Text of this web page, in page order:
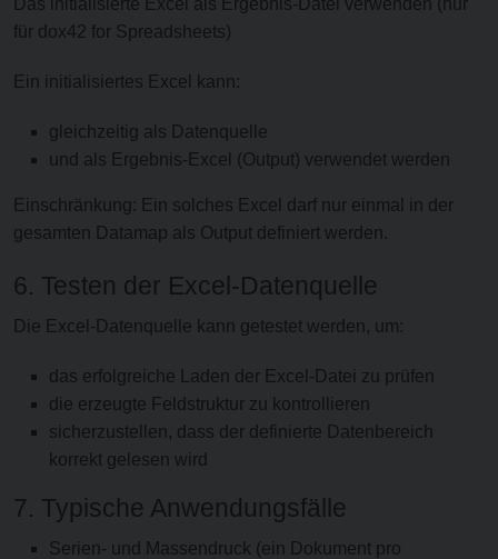
Das initialisierte Excel als Ergebnis-Datei verwenden (nur
für dox42 for Spreadsheets)
Ein initialisiertes Excel kann:
gleichzeitig als Datenquelle
und als Ergebnis-Excel (Output) verwendet werden
Einschränkung: Ein solches Excel darf nur einmal in der
gesamten Datamap als Output definiert werden.
6. Testen der Excel-Datenquelle
Die Excel-Datenquelle kann getestet werden, um:
das erfolgreiche Laden der Excel-Datei zu prüfen
die erzeugte Feldstruktur zu kontrollieren
sicherzustellen, dass der definierte Datenbereich
korrekt gelesen wird
7. Typische Anwendungsfälle
Serien- und Massendruck (ein Dokument pro